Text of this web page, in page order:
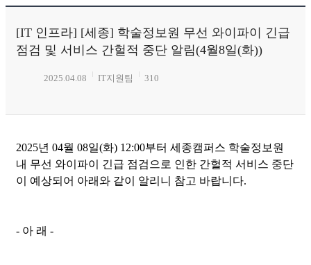
[IT 인프라] [세종] 학술정보원 무선 와이파이 긴급
점검 및 서비스 간헐적 중단 알림(4월8일(화))
2025.04.08 IT지원팀 310
2025년 04월 08일(화) 12:00부터 세종캠퍼스 학술정보원
내 무선 와이파이 긴급 점검으로 인한 간헐적 서비스 중단
이 예상되어 아래와 같이 알리니 참고 바랍니다.
- 아 래 -